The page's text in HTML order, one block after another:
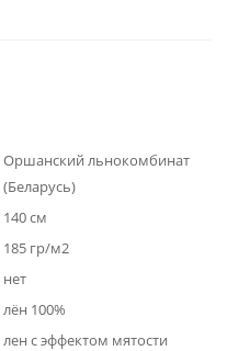
Оршанский льнокомбинат
(Беларусь)
140 см
185 гр/м2
нет
лён 100%
лен с эффектом мятости